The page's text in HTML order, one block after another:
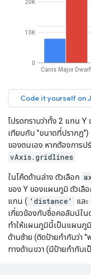
โปรดทราบว่าทั้ง 2 แกน Y
เทียบกับ "ขนาดที่ปรากฏ")
ของตนเอง หากต้องการ
vAxis.gridlines
ในโค้ดด้านล่าง ตัวเลือก
ของ Y ของแผนภูมิ ตัวเลื
แกน ( 'distance' และ
เกี่ยวข้องกับชื่อคอลัมน์ใน
ทำให้แผนภูมินี้เป็นแผนภูมิ
ด้านซ้าย (ติดป้ายกำกับว่า "
ทางด้านขวา (มีป้ายกำกับ